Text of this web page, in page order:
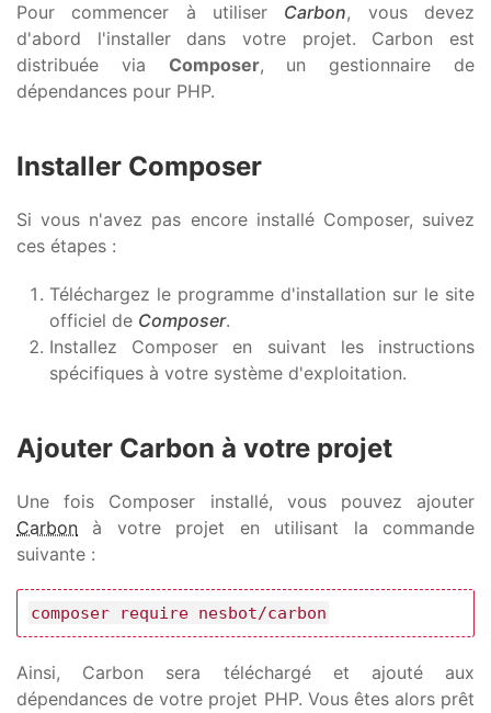
Pour commencer à utiliser Carbon, vous devez
d'abord l'installer dans votre projet. Carbon est
distribuée via Composer, un gestionnaire de
dépendances pour PHP.
Installer Composer
Si vous n'avez pas encore installé Composer, suivez
ces étapes :
Téléchargez le programme d'installation sur le site
officiel de Composer.
Installez Composer en suivant les instructions
spécifiques à votre système d'exploitation.
Ajouter Carbon à votre projet
Une fois Composer installé, vous pouvez ajouter
Carbon à votre projet en utilisant la commande
suivante :
composer require nesbot/carbon
Ainsi, Carbon sera téléchargé et ajouté aux
dépendances de votre projet PHP. Vous êtes alors prêt